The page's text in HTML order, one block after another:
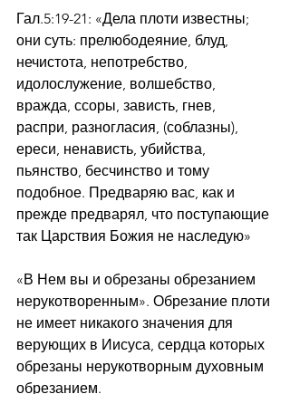
Гал.5:19-21: «Дела плоти известны;
они суть: прелюбодеяние, блуд,
нечистота, непотребство,
идолослужение, волшебство,
вражда, ссоры, зависть, гнев,
распри, разногласия, (соблазны),
ереси, ненависть, убийства,
пьянство, бесчинство и тому
подобное. Предваряю вас, как и
прежде предварял, что поступающие
так Царствия Божия не наследую»
«В Нем вы и обрезаны обрезанием
нерукотворенным». Обрезание плоти
не имеет никакого значения для
верующих в Иисуса, сердца которых
обрезаны нерукотворным духовным
обрезанием.